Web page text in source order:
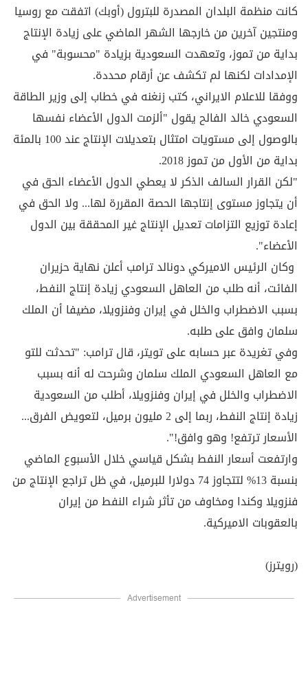
كانت منظمة البلدان المصدرة للبترول (أوبك) اتفقت مع روسيا
ومنتجين آخرين من خارجها الشهر الماضي على زيادة الإنتاج
بداية من تموز، وتعهدت السعودية بزيادة "محسوبة" في
الإمدادات لكنها لم تكشف عن أرقام محددة.
ووفقا للاعلام الايراني، كتب زنغنه في خطاب إلى وزير الطاقة
السعودي خالد الفالح يقول "ألزمت الدول الأعضاء نفسها
بالوصول إلى مستويات امتثال بتعديلات الإنتاج عند 100 بالمئة
بداية من الأول من تموز 2018.
"لكن القرار السالف الذكر لا يعطي الدول الأعضاء الحق في
أن يتجاوز مستوى إنتاجها الحصة المقررة لها... ولا الحق في
إعادة توزيع التزامات تعديل الإنتاج غير المحققة بين الدول
الأعضاء".
وكان الرئيس الاميركي دونالد ترامب أعلن نهاية حزيران
الفائت، أنه طلب من العاهل السعودي زيادة إنتاج النفط،
بسبب الاضطراب والخلل في إيران وفنزويلا، مضيفا أن الملك
سلمان وافق على طلبه.
وفي تغريدة عبر حسابه على تويتر، قال ترامب: "تحدثت للتو
مع العاهل السعودي الملك سلمان وشرحت له أنه بسبب
الاضطراب والخلل في إيران وفنزويلا، أطلب من السعودية
زيادة إنتاج النفط، ربما إلى 2 مليون برميل، لتعويض الفرق...
الأسعار ترتفع! وهو وافق!".
وارتفعت أسعار النفط بشكل قياسي خلال الأسبوع الماضي
بنسبة 13% لتتجاوز 74 دولارا للبرميل، في ظل تراجع الإنتاج من
فنزويلا وكندا ومخاوف من تأثر شراء النفط من إيران
بالعقوبات الاميركية.
(رويترز)
Advertisement